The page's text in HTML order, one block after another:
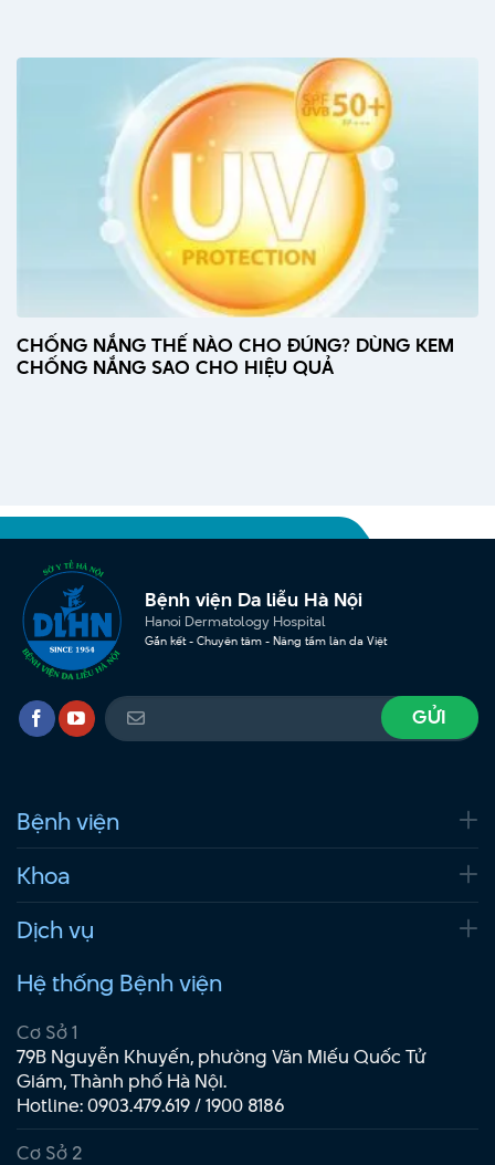
CHỐNG NẮNG THẾ NÀO CHO ĐÚNG? DÙNG KEM
CHỐNG NẮNG SAO CHO HIỆU QUẢ
Bệnh viện Da liễu Hà Nội
Hanoi Dermatology Hospital
Gắn kết - Chuyên tâm - Nâng tầm làn da Việt
Bệnh viện
Khoa
Dịch vụ
Hệ thống Bệnh viện
Cơ Sở 1
79B Nguyễn Khuyến, phường Văn Miếu Quốc Tử
Giám, Thành phố Hà Nội.
Hotline:0903.479.619/1900 8186
Cơ Sở 2